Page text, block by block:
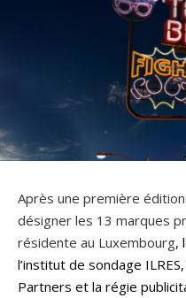
Après une première
désigner les 13 marques
résidente au Luxembourg,
l’institut de sondage
Partners et la régie